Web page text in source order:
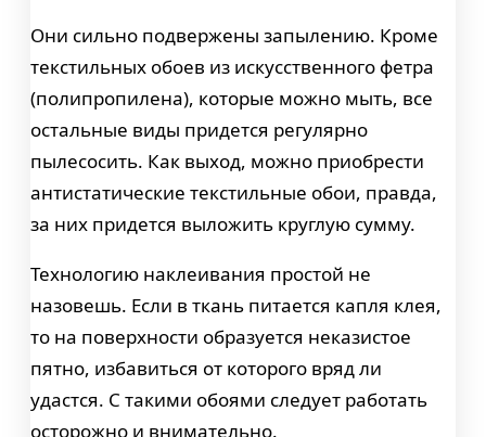
Они сильно подвержены запылению. Кроме
текстильных обоев из искусственного фетра
(полипропилена), которые можно мыть, все
остальные виды придется регулярно
пылесосить. Как выход, можно приобрести
антистатические текстильные обои, правда,
за них придется выложить круглую сумму.
Технологию наклеивания простой не
назовешь. Если в ткань питается капля клея,
то на поверхности образуется неказистое
пятно, избавиться от которого вряд ли
удастся. С такими обоями следует работать
осторожно и внимательно.